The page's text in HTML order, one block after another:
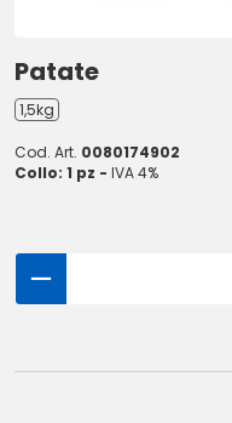
Patate
1,5kg
Cod. Art. 0080174902
Collo: 1 pz - IVA 4%